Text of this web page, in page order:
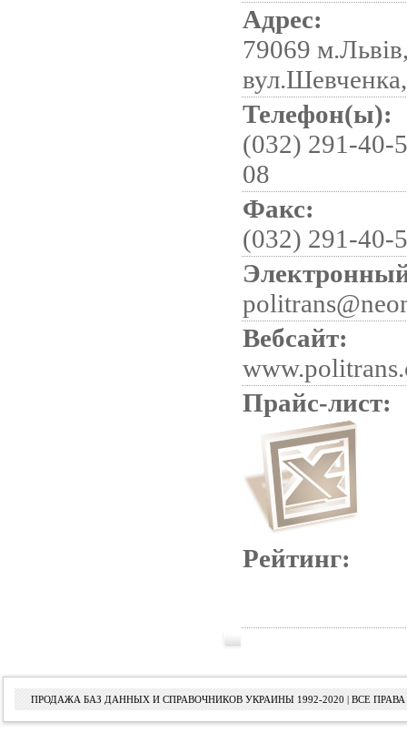
Адрес:
79069
Телефон(ы):
(032) 291-40-
08
Факс:
(032) 291-40-
Вебсайт:
Прайс-лист:
Рейтинг:
ПРОДАЖА БАЗ ДАННЫХ И СПРАВОЧНИКОВ УКРАИНЫ 1992-2020 | ВСЕ